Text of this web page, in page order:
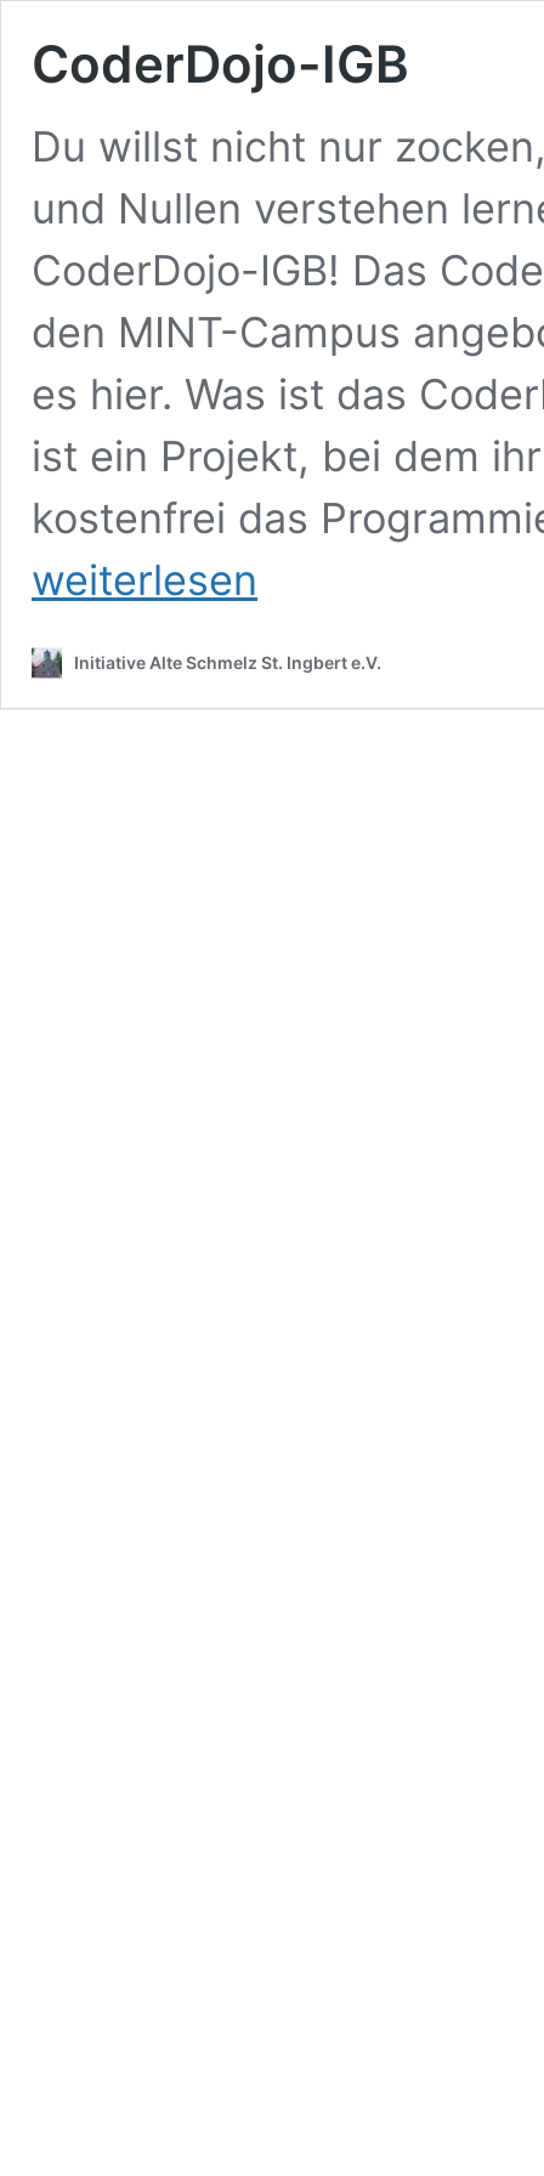
CoderDojo-IGB
Du willst nicht nur
und Nullen verstehen
CoderDojo-IGB! Das
den MINT-Campus
es hier. Was ist das
ist ein Projekt, bei dem
kostenfrei das
weiterlesen
Initiative Alte Schmelz St. Ingbert e.V.